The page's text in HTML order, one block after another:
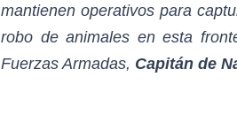
mantienen operativos para
robo de animales en esta
Fuerzas Armadas, Capitán de